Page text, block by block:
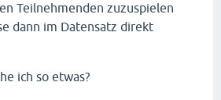
Teilnehmenden zuzuspielen
dann im Datensatz direkt
ich so etwas?